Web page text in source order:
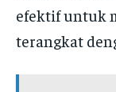
efektif untuk
terangkat